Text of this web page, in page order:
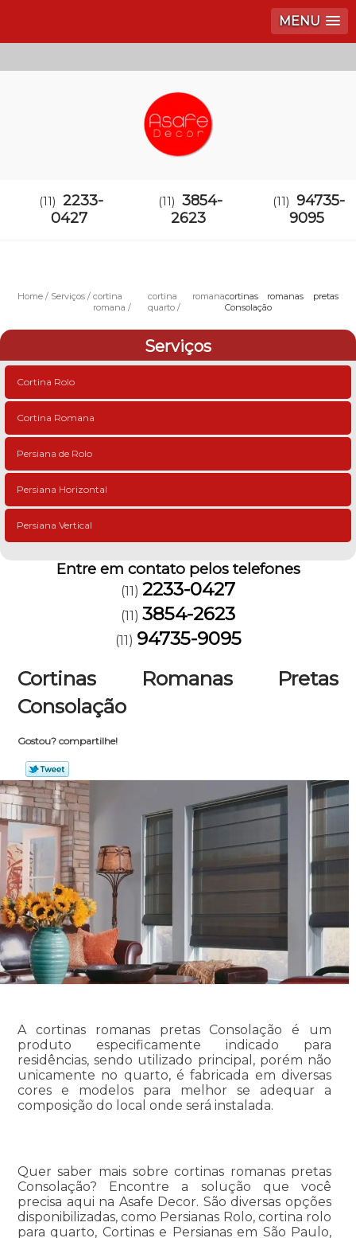
MENU
(11) 2233-
0427
(11) 3854-
2623
(11) 94735-
9095
Home Serviços
cortina
romana
cortina romana
quarto
cortinas romanas pretas
Consolação
Serviços
Cortina Rolo
Cortina Romana
Persiana de Rolo
Persiana Horizontal
Persiana Vertical
Entre em contato pelos telefones
(11) 2233-0427
(11) 3854-2623
(11) 94735-9095
Cortinas Romanas Pretas
Consolação
Gostou? compartilhe!
A cortinas romanas pretas Consolação é um
produto especificamente indicado para
residências, sendo utilizado principal, porém não
unicamente no quarto, é fabricada em diversas
cores e modelos para melhor se adequar a
composição do local onde será instalada.
Quer saber mais sobre cortinas romanas pretas
Consolação? Encontre a solução que você
precisa aqui na Asafe Decor. São diversas opções
disponibilizadas, como Persianas Rolo, cortina rolo
para quarto, Cortinas e Persianas em São Paulo,